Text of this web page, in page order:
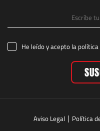
He leído y acepto la política
Aviso Legal Política